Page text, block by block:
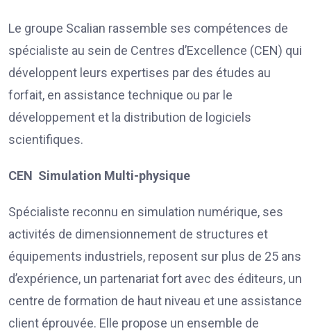
Le groupe Scalian rassemble ses compétences de
spécialiste au sein de Centres d’Excellence (CEN) qui
développent leurs expertises par des études au
forfait, en assistance technique ou par le
développement et la distribution de logiciels
scientifiques.
CEN Simulation Multi-physique
Spécialiste reconnu en simulation numérique, ses
activités de dimensionnement de structures et
équipements industriels, reposent sur plus de 25 ans
d’expérience, un partenariat fort avec des éditeurs, un
centre de formation de haut niveau et une assistance
client éprouvée. Elle propose un ensemble de